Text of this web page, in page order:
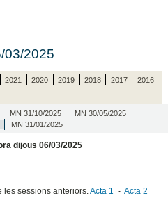
03/2025
2021 2020 2019 2018 2017
2016
MN 31/10/2025
MN 30/05/2025
MN 31/01/2025
dijous 06/03/2025
les sessions anteriors.Acta 1 -Acta 2